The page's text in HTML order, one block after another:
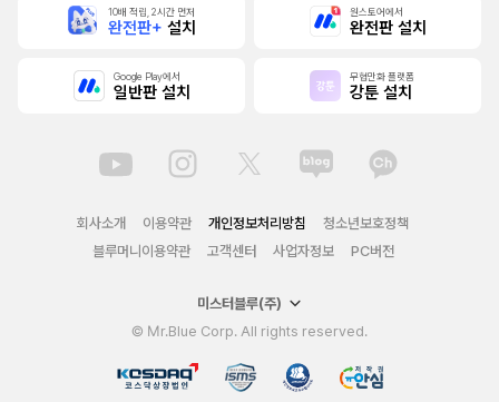
10배 적립, 2시간 먼저
완전판+ 설치
원스토어에서
완전판 설치
Google Play에서
일반판 설치
무협만화 플랫폼
강툰 설치
회사소개 이용약관 개인정보처리방침
청소년보호정책
블루머니이용약관
고객센터 사업자정보 PC버전
미스터블루(주)
© Mr.Blue Corp. All rights reserved.